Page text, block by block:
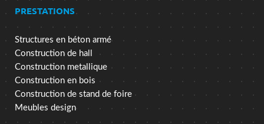
PRESTATIONS
Structures en béton armé
Construction de hall
Construction metallique
Construction en bois
Construction de stand de foire
Meubles design